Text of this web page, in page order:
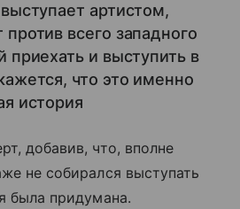
артистом,
всего западного
приехать и выступить в
что это именно
история
добавив, что, вполне
не собирался выступать
была придумана.